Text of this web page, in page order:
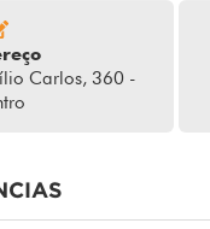
Carlos, 360 -